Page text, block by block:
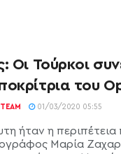
Οι Τούρκοι
του
01/03/2020 05:55
ήταν η περιπέτεια
Μαρία